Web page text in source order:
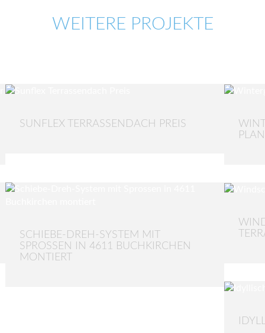
WEITERE PROJEKTE
SUNFLEX TERRASSENDACH PREIS
SCHIEBE-DREH-SYSTEM MIT
SPROSSEN IN 4611 BUCHKIRCHEN
MONTIERT